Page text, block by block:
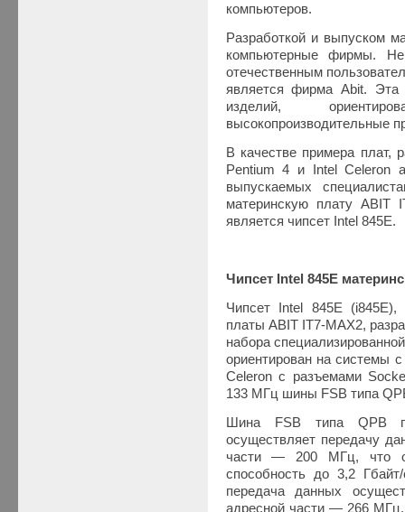
компьютеров.
Разработкой и выпуском
компьютерные фирмы.
отечественным
является фирма Abit. Эта
изделий,
высокопроизводительные
В качестве примера плат,
Pentium 4 и Intel Celeron
выпускаемых
материнскую плату ABIT
является чипсет Intel 845E.
Чипсет Intel 845E
Чипсет Intel 845E (i845E),
платы ABIT IT7-MAX2,
набора
ориентирован на системы
Celeron с разъемами
133 МГц шины FSB типа
Шина FSB типа QPB
осуществляет передачу
части — 200 МГц, что
способность до 3,2
передача данных
адресной части — 266